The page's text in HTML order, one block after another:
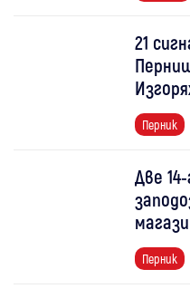
21
Перник
Две
Перник